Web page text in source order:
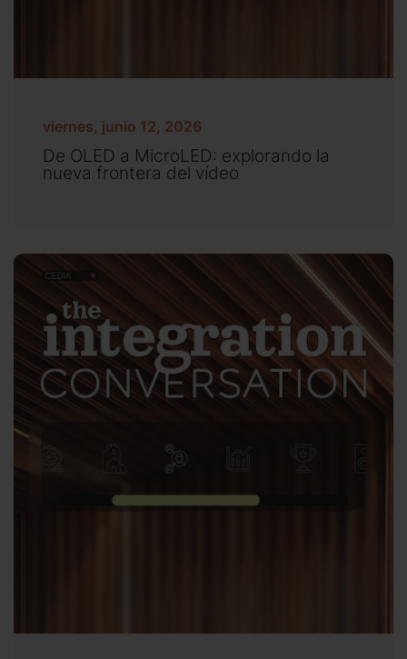
viernes, junio 12, 2026
De OLED a MicroLED: explorando la
nueva frontera del vídeo